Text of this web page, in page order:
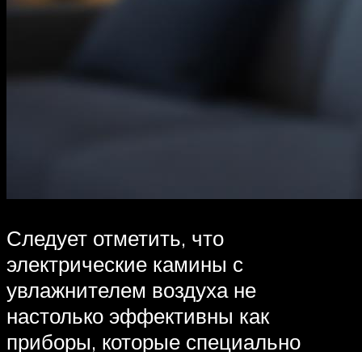
Следует отметить, что
электрические камины с
увлажнителем воздуха не
настолько эффективны как
приборы, которые специально